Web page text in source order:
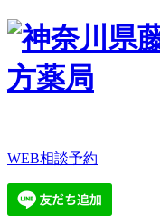
WEB相談予約